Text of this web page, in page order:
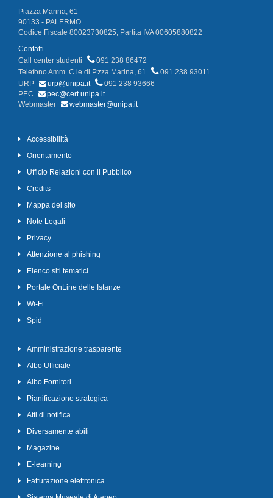
Piazza Marina, 61
90133 - PALERMO
Codice Fiscale 80023730825, Partita IVA 00605880822
Contatti
Call center studenti
091 238 86472
Telefono Amm. C.le di P.zza Marina, 61
091 238 93011
URP
urp@unipa.it
091 238 93666
PEC
pec@cert.unipa.it
Webmaster
webmaster@unipa.it
Accessibilità
Orientamento
Ufficio Relazioni con il Pubblico
Credits
Mappa del sito
Note Legali
Privacy
Attenzione al phishing
Elenco siti tematici
Portale OnLine delle Istanze
Wi-Fi
Spid
Amministrazione trasparente
Albo Ufficiale
Albo Fornitori
Pianificazione strategica
Atti di notifica
Diversamente abili
Magazine
E-learning
Fatturazione elettronica